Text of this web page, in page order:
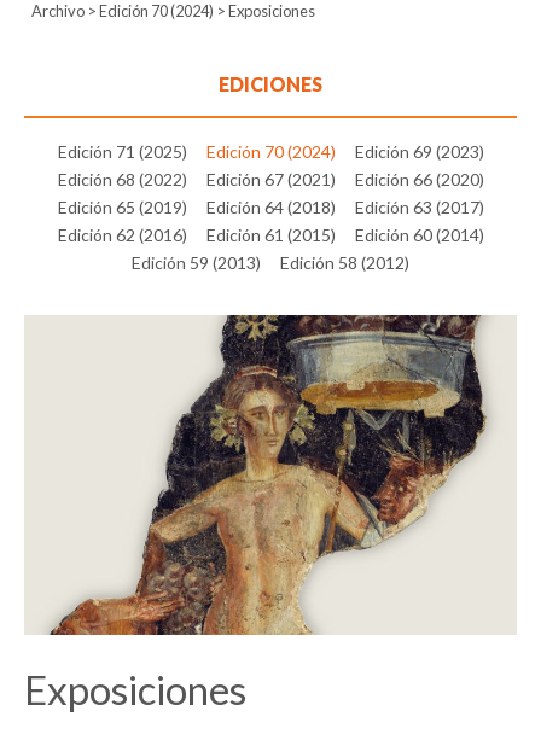
Archivo > Edición 70 (2024) >Exposiciones
EDICIONES
Edición 71 (2025) Edición 70 (2024)
Edición 69 (2023)
Edición 68 (2022)
Edición 67 (2021)
Edición 66 (2020)
Edición 65 (2019)
Edición 64 (2018)
Edición 63 (2017)
Edición 62 (2016)
Edición 61 (2015)
Edición 60 (2014)
Edición 59 (2013)
Edición 58 (2012)
Exposiciones